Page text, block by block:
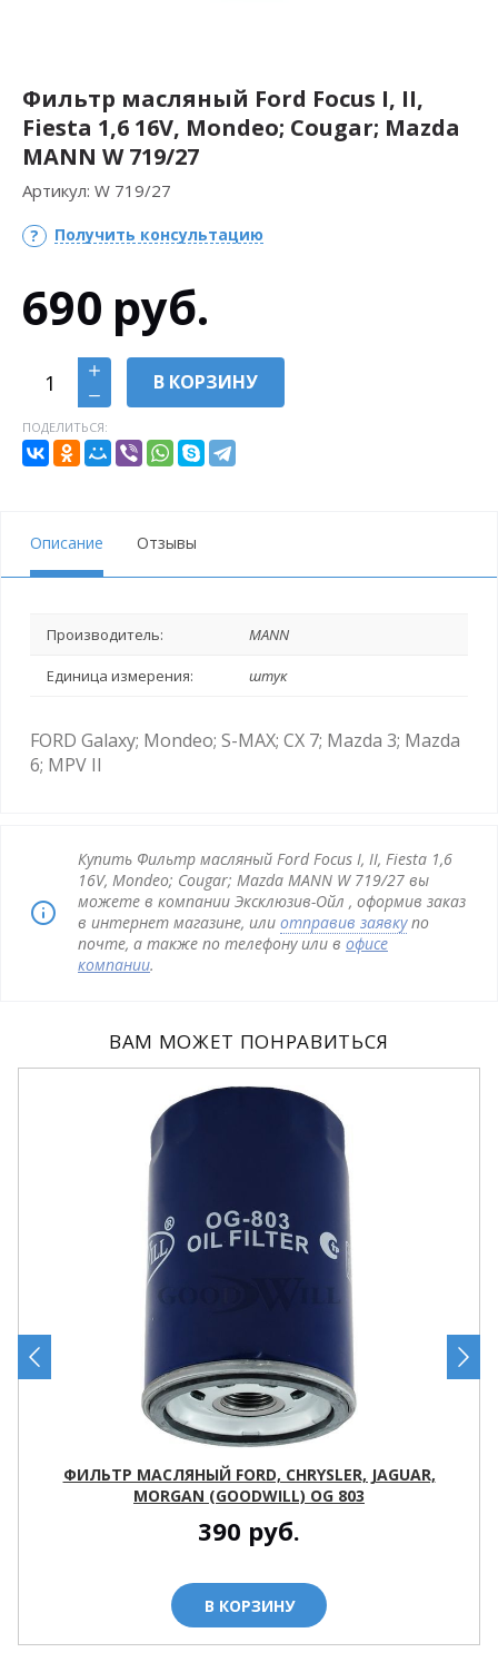
Фильтр масляный Ford Focus I, II,
Fiesta 1,6 16V, Mondeo; Cougar; Mazda
MANN W 719/27
Артикул: W 719/27
Получить консультацию
690 руб.
В КОРЗИНУ
ПОДЕЛИТЬСЯ:
Описание Отзывы
Производитель: MANN
Единица измерения: штук
FORD Galaxy; Mondeo; S-MAX; CX 7; Mazda 3; Mazda
6; MPV II
Купить Фильтр масляный Ford Focus I, II, Fiesta 1,6
16V, Mondeo; Cougar; Mazda MANN W 719/27 вы
можете в компании Эксклюзив-Ойл , оформив заказ
в интернет магазине, или отправив заявкупо
почте, а также по телефону или в офисе
компании.
ВАМ МОЖЕТ ПОНРАВИТЬСЯ
ФИЛЬТР МАСЛЯНЫЙ FORD, CHRYSLER, JAGUAR,
MORGAN (GOODWILL) OG 803
390 руб.
В КОРЗИНУ